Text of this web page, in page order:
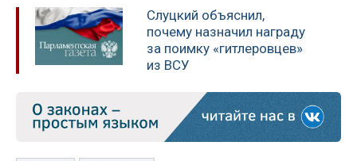
Слуцкий объяснил,
почему назначил награду
за поимку «гитлеровцев»
из ВСУ